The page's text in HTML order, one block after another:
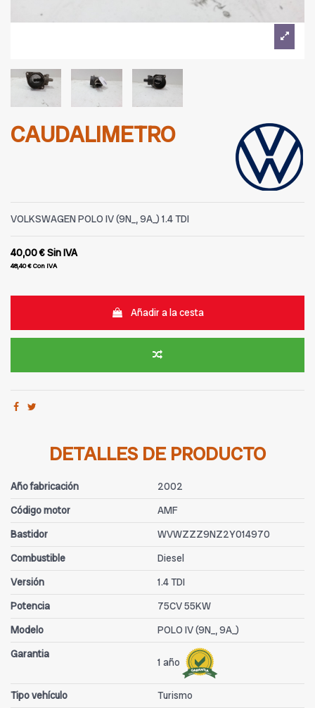
CAUDALIMETRO
VOLKSWAGEN POLO IV (9N_, 9A_) 1.4 TDI
40,00 €Sin IVA
48,40 €Con IVA
Añadir a la cesta
DETALLES DE PRODUCTO
Año fabricación
2002
Código motor
AMF
Bastidor
WVWZZZ9NZ2Y014970
Combustible
Diesel
Versión
1.4 TDI
Potencia
75CV 55KW
Modelo
POLO IV (9N_, 9A_)
Garantia
1 año
Tipo vehículo
Turismo